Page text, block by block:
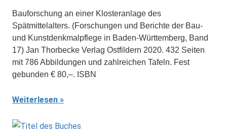
Bauforschung an einer Klosteranlage des
Spätmittelalters. (Forschungen und Berichte der Bau-
und Kunstdenkmalpflege in Baden-Württemberg, Band
17) Jan Thorbecke Verlag Ostfildern 2020. 432 Seiten
mit 786 Abbildungen und zahlreichen Tafeln. Fest
gebunden € 80,–. ISBN
Weiterlesen